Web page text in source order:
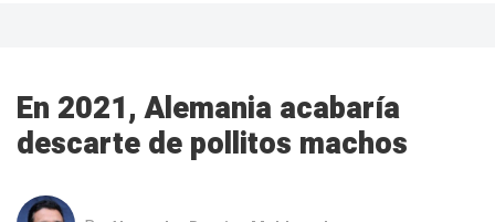
En 2021, Alemania acabaría
descarte de pollitos machos